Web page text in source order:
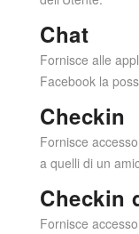
Chat
Fornisce alle
Facebook la
Checkin
Fornisce
a quelli di un
Checkin
Fornisce